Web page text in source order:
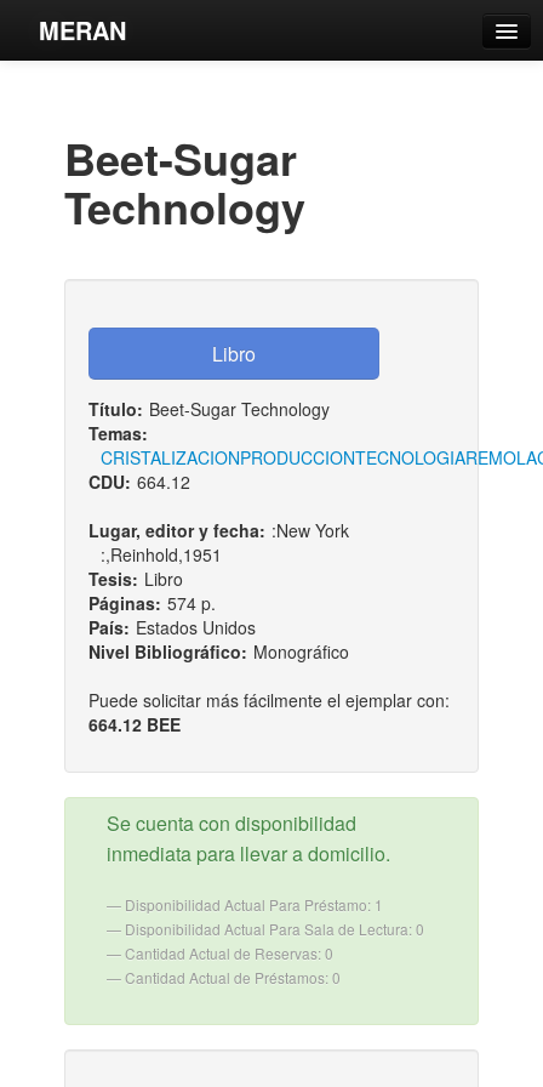
MERAN
Estantes Virtuales
Beet-Sugar
Technology
Título: Beet-Sugar Technology
Temas:
CRISTALIZACIONPRODUCCIONTECNOLOGIA
CDU: 664.12
Lugar, editor y fecha: :New York
:,Reinhold,1951
Tesis: Libro
Páginas: 574 p.
País: Estados Unidos
Nivel Bibliográfico: Monográfico
Puede solicitar más fácilmente el ejemplar con:
664.12 BEE
Se cuenta con disponibilidad
inmediata para llevar a domicilio.
Disponibilidad Actual Para Préstamo: 1
Disponibilidad Actual Para Sala de Lectura: 0
Cantidad Actual de Reservas: 0
Cantidad Actual de Préstamos: 0